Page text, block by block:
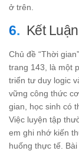
ở trên.
Kết Luận
Chủ đề “Thời
trang 143, là một
triển tư duy logic
vững công thức
gian, học sinh có
Việc luyện tập
em ghi nhớ kiến
huống thực tế.